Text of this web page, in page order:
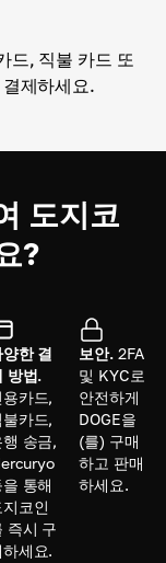
드, 직불 카드 또
제하세요.
도지코
?
양한 결
방법.
용카드,
불카드,
행 송금,
을 통해
지코인
즉시 구
세요.
보안. 2FA
및 KYC로
안전하게
DOGE을
(를) 구매
하고 판매
하세요.